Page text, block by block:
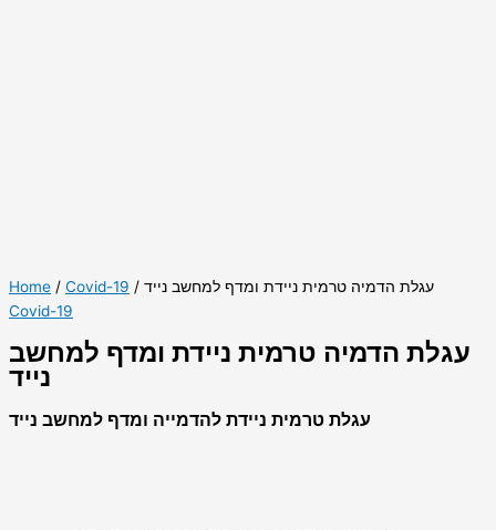
Home / Covid-19
/ עגלת הדמיה טרמית ניידת ומדף למחשב נייד
Covid-19
עגלת הדמיה טרמית ניידת ומדף למחשב
נייד
עגלת טרמית ניידת להדמייה ומדף למחשב נייד